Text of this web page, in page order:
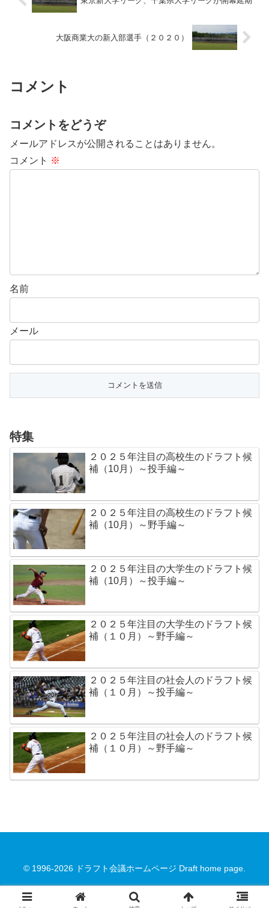
大阪商業大の新入部選手（２０２０）
コメント
コメントをどうぞ
メールアドレスが公開されることはありません。
コメント ※
名前
メール
特集
２０２５年注目の高校生のドラフト候
補（10月）～投手編～
２０２５年注目の高校生のドラフト候
補（10月）～野手編～
２０２５年注目の大学生のドラフト候
補（10月）～投手編～
２０２５年注目の大学生のドラフト候
補（１０月）～野手編～
２０２５年注目の社会人のドラフト候
補（１０月）～投手編～
２０２５年注目の社会人のドラフト候
補（１０月）～野手編～
© 1996-2026 ドラフト会議ホームページ Draft home page.